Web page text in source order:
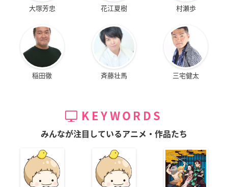
大塚芳忠 花江夏樹 村瀬歩
稲田徹 斉藤壮馬 三宅健太
KEYWORDS
みんなが注目しているアニメ・作品たち